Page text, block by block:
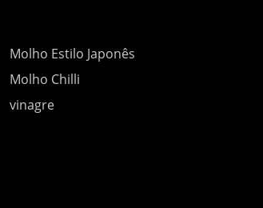
Molho Estilo Japonês
Molho Chilli
vinagre